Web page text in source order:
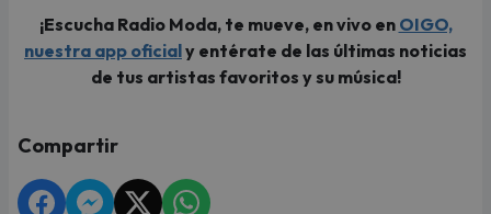
¡Escucha Radio Moda, te mueve, en vivo en OIGO,
nuestra app oficialy entérate de las últimas noticias
de tus artistas favoritos y su música!
Compartir